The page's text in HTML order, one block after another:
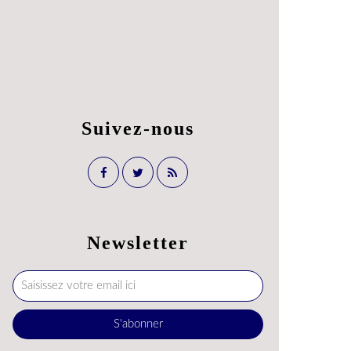
Newsletter
Suivez-nous